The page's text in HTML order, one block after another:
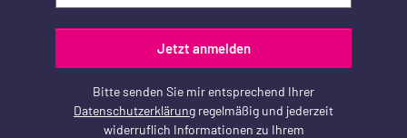
Jetzt anmelden
Bitte senden Sie mir entsprechend Ihrer
Datenschutzerklärung regelmäßig und jederzeit
widerruflich Informationen zu Ihrem